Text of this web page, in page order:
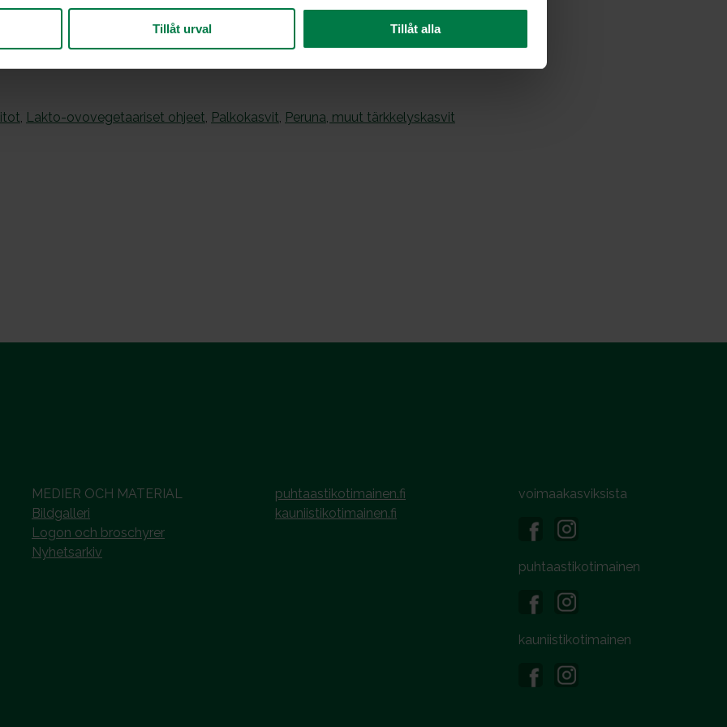
Tillåt urval Tillåt alla
tilliä
, Lakto-ovovegetaariset ohjeet, Palkokasvit, Peruna, muut tärkkelyskasvit
MEDIER OCH MATERIAL
Bildgalleri
Logon och broschyrer
Nyhetsarkiv
puhtaastikotimainen.fi
kauniistikotimainen.fi
voimaakasviksista
puhtaastikotimainen
kauniistikotimainen